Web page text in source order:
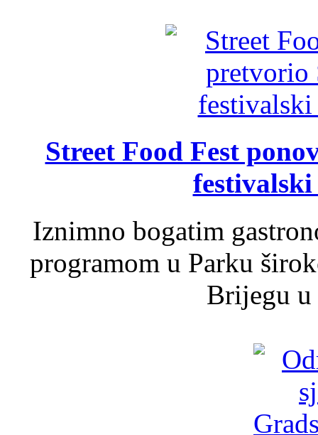
Street Food Fest
Iznimno bogatim
programom u Parku
Brijegu u